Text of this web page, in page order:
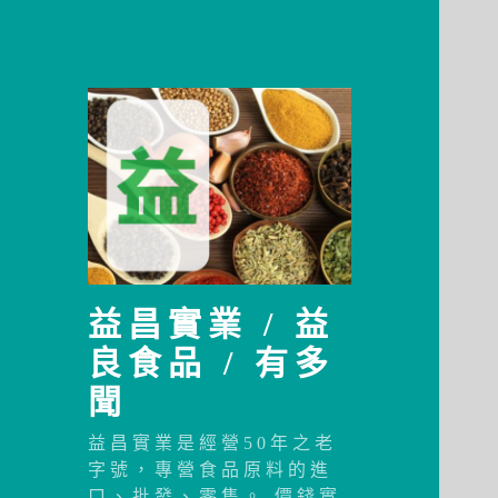
益昌實業 / 益
良食品 / 有多
聞
益昌實業是經營50年之老
字號，專營食品原料的進